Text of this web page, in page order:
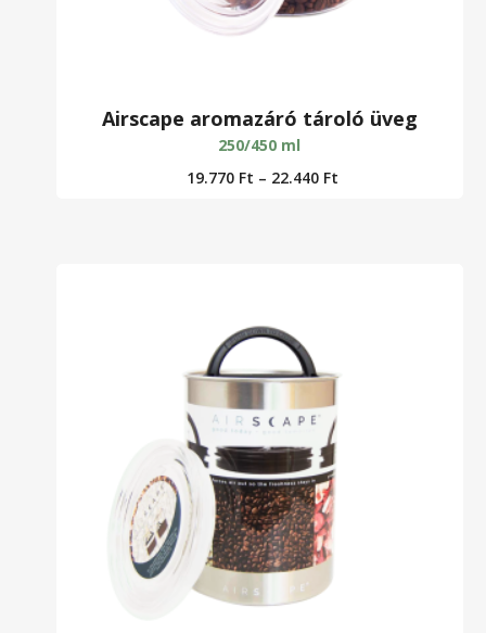
Airscape aromazáró tároló üveg
250/450 ml
19.770 Ft – 22.440 Ft